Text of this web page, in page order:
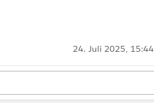
24. Juli 2025, 15:44